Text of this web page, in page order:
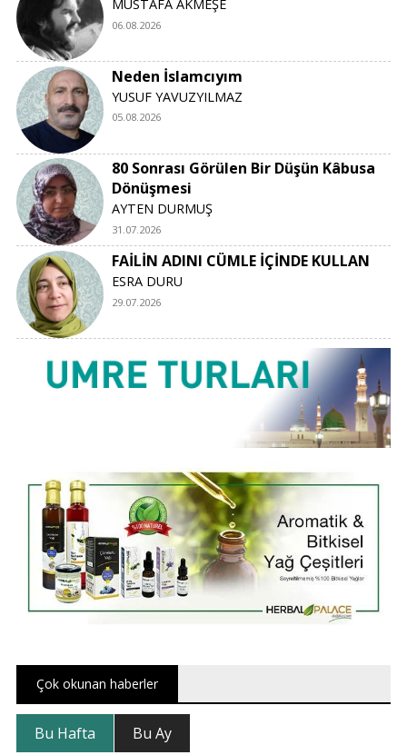
MUSTAFA AKMEŞE
06.08.2026
Neden İslamcıyım
YUSUF YAVUZYILMAZ
05.08.2026
80 Sonrası Görülen Bir Düşün Kâbusa
Dönüşmesi
AYTEN DURMUŞ
31.07.2026
FAİLİN ADINI CÜMLE İÇİNDE KULLAN
ESRA DURU
29.07.2026
Çok okunan haberler
Bu Hafta Bu Ay